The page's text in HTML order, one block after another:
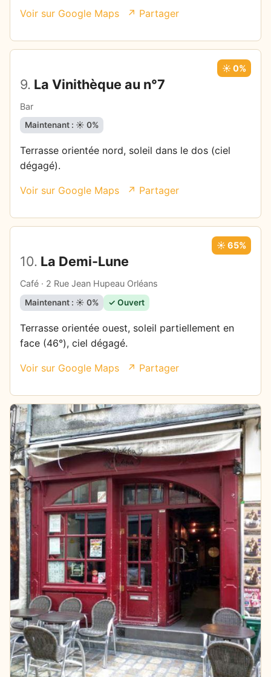
Voir sur Google Maps ↗ Partager
9. La Vinithèque au n°7
Bar
☀️ 0%
Maintenant : ☀️ 0%
Terrasse orientée nord, soleil dans le dos (ciel
dégagé).
Voir sur Google Maps ↗ Partager
10. La Demi-Lune
Café · 2 Rue Jean Hupeau Orléans
☀️ 65%
Maintenant : ☀️ 0% ✓ Ouvert
Terrasse orientée ouest, soleil partiellement en
face (46°), ciel dégagé.
Voir sur Google Maps ↗ Partager